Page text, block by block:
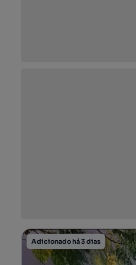
Adicionado há 3 dias